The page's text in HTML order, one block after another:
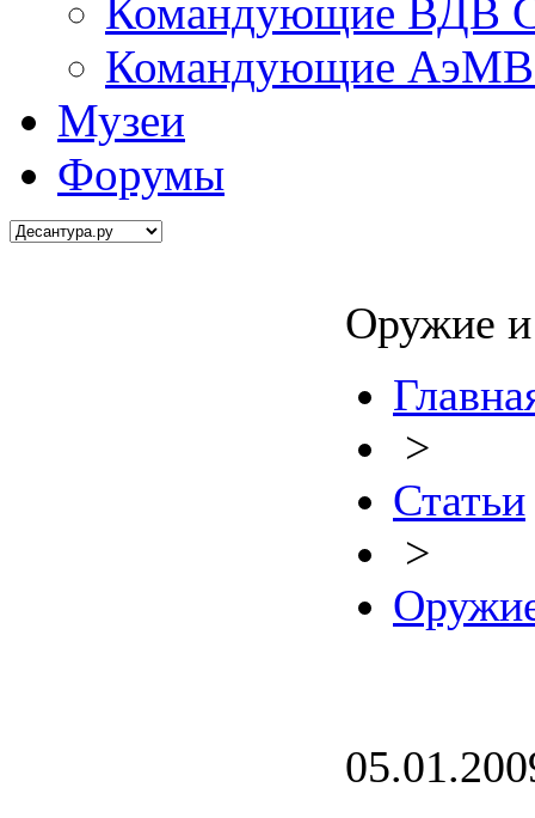
Командующие ВДВ
Командующие АэМВ
Музеи
Форумы
Оружие и
>
Статьи
>